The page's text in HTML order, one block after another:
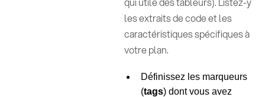
les extraits de code et les
caractéristiques spécifiques à
votre plan.
Définissez les marqueurs
(tags) dont vous avez